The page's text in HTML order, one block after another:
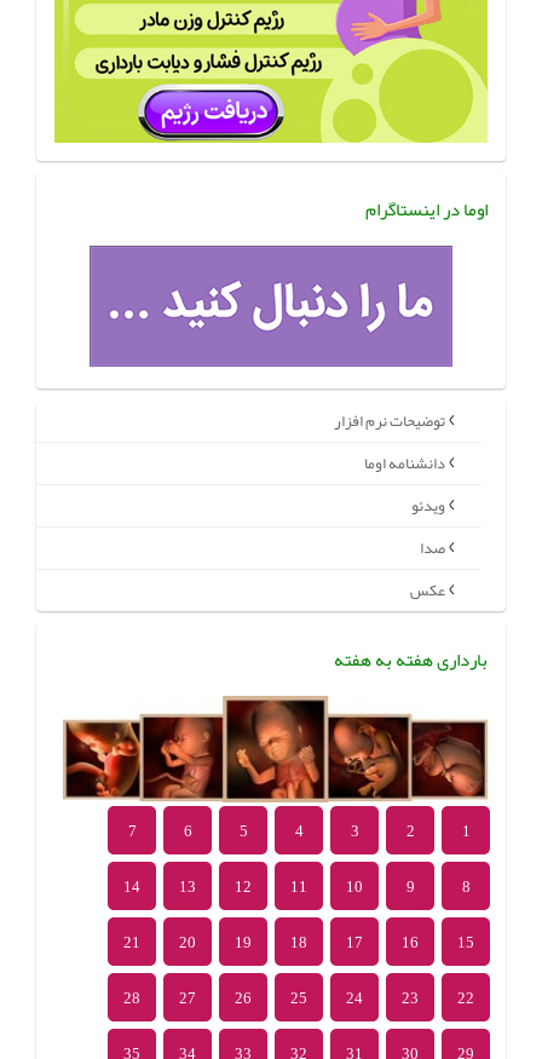
اوما در اینستاگرام
توضیحات نرم افزار
دانشنامه اوما
ویدئو
صدا
عکس
بارداری هفته به هفته
1
2
3
4
5
6
7
8
9
10
11
12
13
14
15
16
17
18
19
20
21
22
23
24
25
26
27
28